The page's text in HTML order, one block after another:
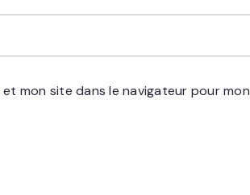
mon site dans le navigateur pour mon